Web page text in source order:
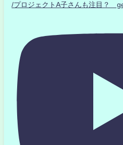
/プロジェクトA子さんも注目？